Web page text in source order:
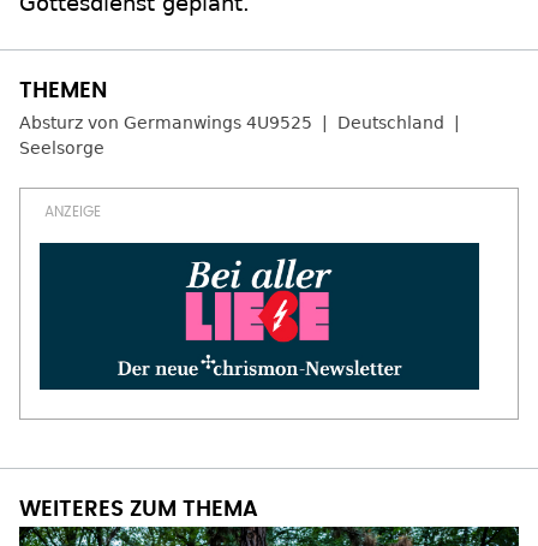
Absturz von Germanwings 4U9525
Deutschland
Seelsorge
WEITERES ZUM THEMA